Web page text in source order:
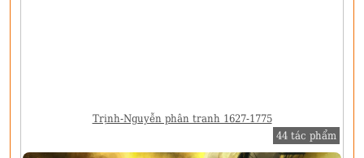
Trịnh-Nguyễn phân tranh 1627-1775
44 tác phẩm